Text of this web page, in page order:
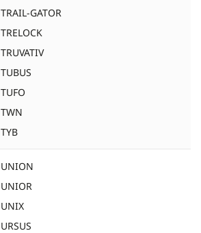
TRAIL-GATOR
TRELOCK
TRUVATIV
TUBUS
TUFO
TWN
TYB
UNION
UNIOR
UNIX
URSUS